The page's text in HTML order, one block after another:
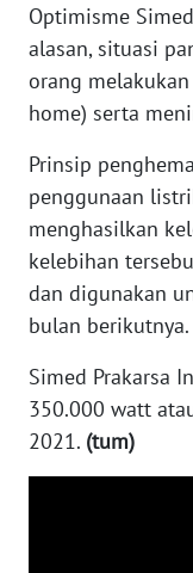
Optimisme
alasan, situasi
orang
home) serta
Prinsip
penggunaan
menghasilkan
kelebihan
dan digunakan
bulan berikutnya.
Simed Prakarsa
350.000 watt
2021. (tum)
WN
SULTRA
WN
NTB
WN
SULTENG
WN
SULBAR